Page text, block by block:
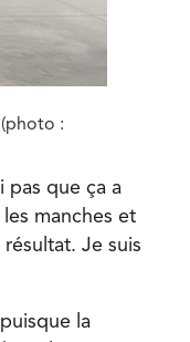
:
pas que ça a
manches et
Je suis
la